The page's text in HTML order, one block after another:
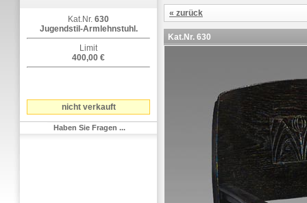
Kat.Nr. 630
Jugendstil-Armlehnstuhl.
Limit
400,00 €
nicht verkauft
Haben Sie Fragen ...
« zurück
Kat.Nr. 630